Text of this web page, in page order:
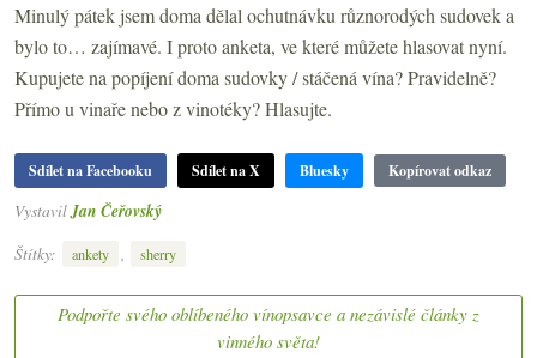
Minulý pátek jsem doma dělal ochutnávku různorodých sudovek a
bylo to… zajímavé. I proto anketa, ve které můžete hlasovat nyní.
Kupujete na popíjení doma sudovky / stáčená vína? Pravidelně?
Přímo u vinaře nebo z vinotéky? Hlasujte.
Sdílet na Facebooku Sdílet na X Bluesky Kopírovat odkaz
Vystavil Jan Čeřovský
Štítky:
ankety , sherry
Podpořte svého oblíbeného vínopsavce a nezávislé články z
vinného světa!